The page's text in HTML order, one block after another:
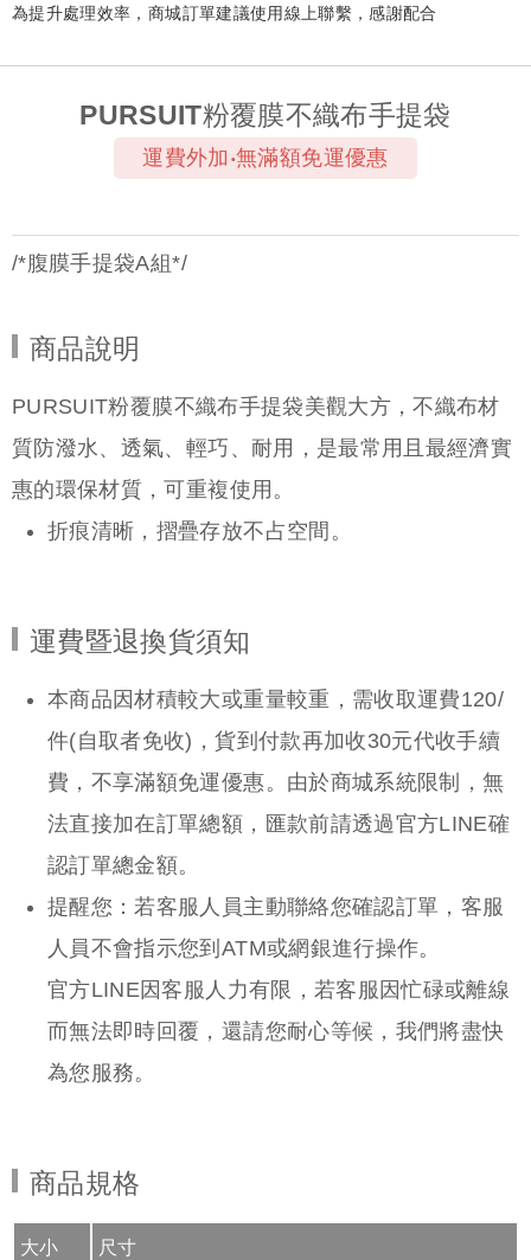
為提升處理效率，商城訂單建議使用線上聯繫，感謝配合
PURSUIT粉覆膜不織布手提袋
運費外加‧無滿額免運優惠
/*腹膜手提袋A組*/
商品說明
PURSUIT粉覆膜不織布手提袋美觀大方，不織布材
質防潑水、透氣、輕巧、耐用，是最常用且最經濟實
惠的環保材質，可重複使用。
折痕清晰，摺疊存放不占空間。
運費暨退換貨須知
本商品
商品規格
大小 尺寸